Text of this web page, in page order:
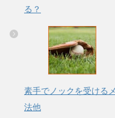
る？
素手でノックを受ける
法他